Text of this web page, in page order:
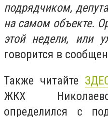
подрядчиком,
на самом объекте.
этой недели, или
говорится в
Также читайте
ЖКХ
определился с